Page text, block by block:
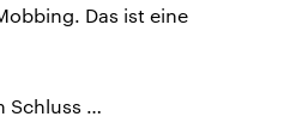
Das ist eine
Schluss …